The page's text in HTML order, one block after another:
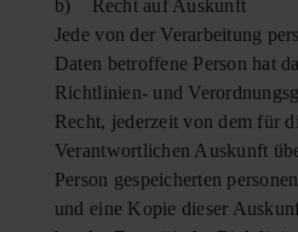
b) Recht auf Auskunft
Jede von der Verarbeitung
Daten betroffene Person hat
Richtlinien- und
Recht, jederzeit von dem für
Verantwortlichen Auskunft
Person gespeicherten
und eine Kopie dieser